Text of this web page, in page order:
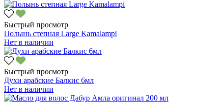
Быстрый просмотр
Полынь степная Large Kamalampi
Нет в наличии
Быстрый просмотр
Духи арабские Балкис 6мл
Нет в наличии